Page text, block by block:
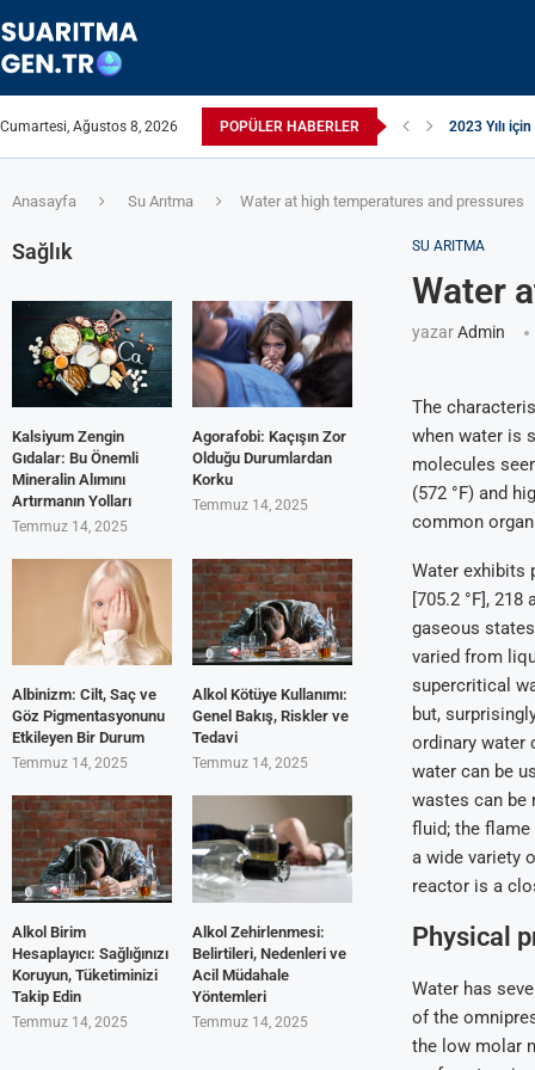
Cumartesi, Ağustos 8, 2026 POPÜLER HABERLER 2023 Yılı
Anasayfa Su Arıtma Water at high temperatures and pressures
SU ARITMA
Water
yazarAdmin
The
when water is
molecules
(572 °F) and
common
Water exhibits
[705.2 °F],
gaseous
varied from
supercritical
but,
ordinary water
water can be
wastes can be
fluid; the flame
a wide variety
reactor is a
Physical
Water has
of the
the low molar
Sağlık
Kalsiyum Zengin
Gıdalar: Bu Önemli
Mineralin Alımını
Artırmanın Yolları
Temmuz 14, 2025
Agorafobi: Kaçışın Zor
Olduğu Durumlardan
Korku
Temmuz 14, 2025
Albinizm: Cilt, Saç ve
Göz Pigmentasyonunu
Etkileyen Bir Durum
Temmuz 14, 2025
Alkol Kötüye Kullanımı:
Genel Bakış, Riskler ve
Tedavi
Temmuz 14, 2025
Alkol Birim
Hesaplayıcı: Sağlığınızı
Koruyun, Tüketiminizi
Takip Edin
Temmuz 14, 2025
Alkol Zehirlenmesi:
Belirtileri, Nedenleri ve
Acil Müdahale
Yöntemleri
Temmuz 14, 2025